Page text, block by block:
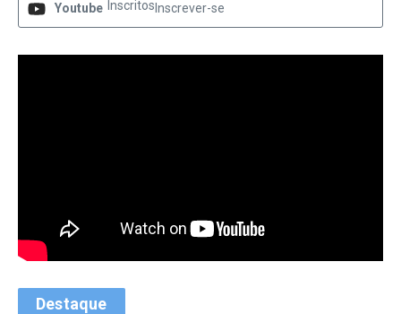
Youtube Inscritos Inscrever-se
Destaque